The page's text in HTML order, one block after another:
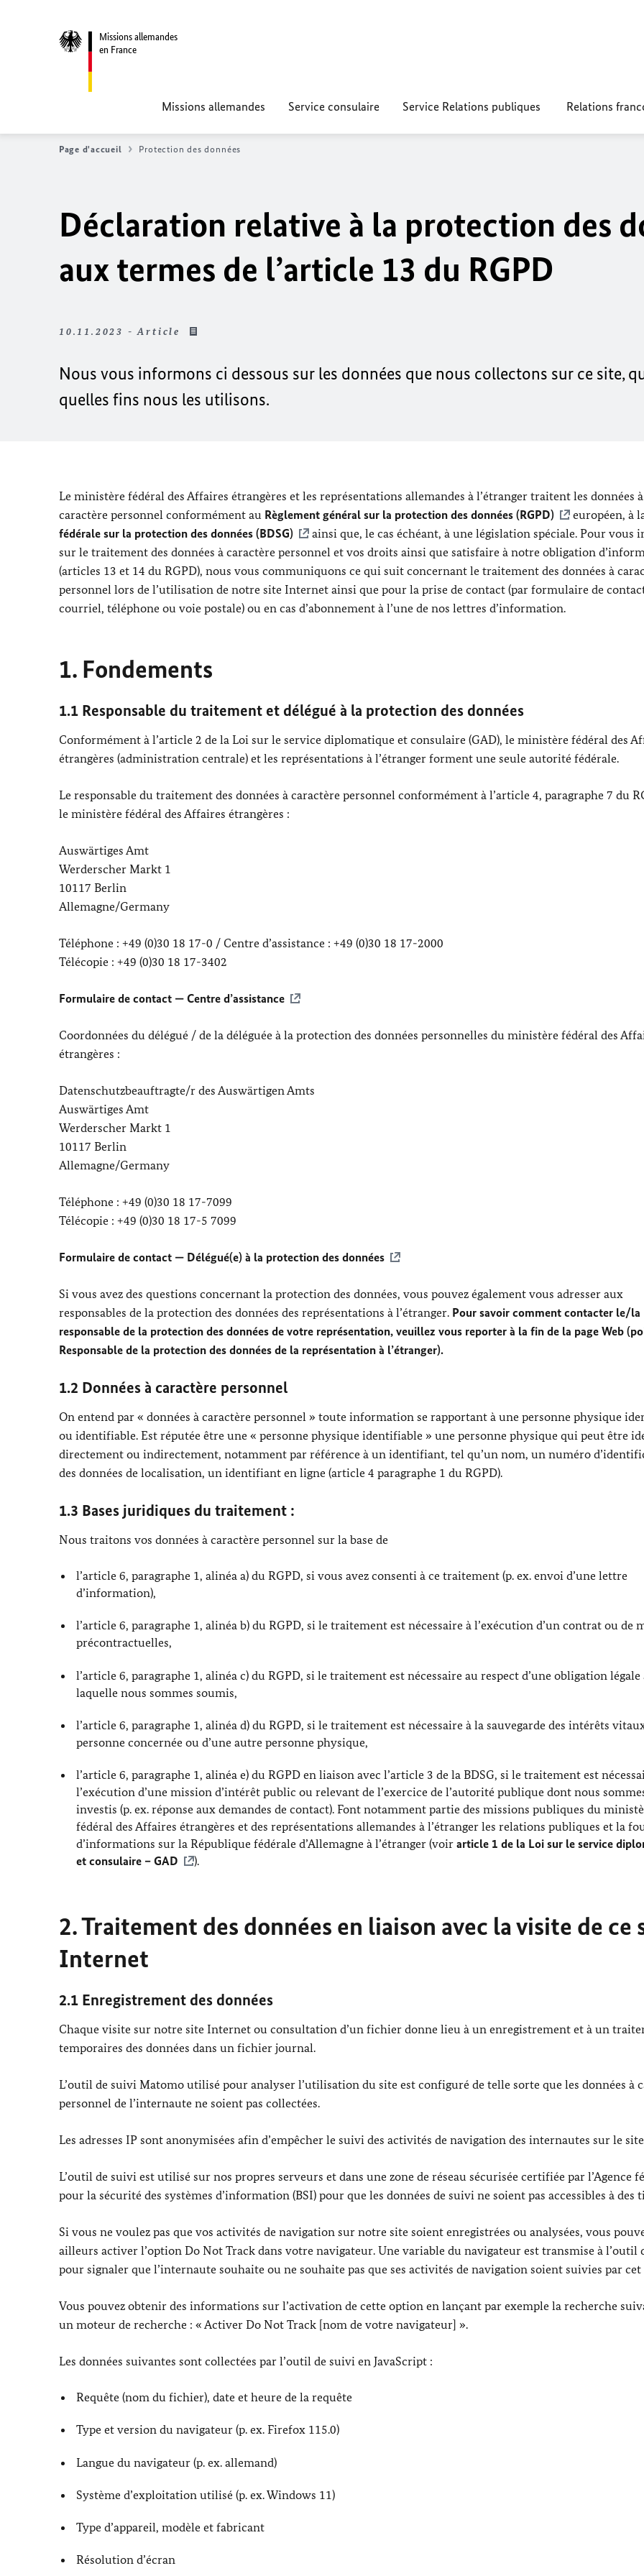
Missions allemandes
en France
Missions allemandes Service consulaire Service Relations publiques Relations
Page d'accueil Protection des données
Déclaration relative à la protection des
aux termes de l’article 13 du RGPD
10.11.2023 - Article
Nous vous informons ci dessous sur les données que nous collectons sur ce site,
quelles fins nous les utilisons.
Le ministère fédéral des Affaires étrangères et les représentations allemandes à l’étranger traitent les données à
caractère personnel conformément au Règlement général sur la protection des données (RGPD)
européen, à
fédérale sur la protection des données (BDSG)
ainsi que, le cas échéant, à une législation spéciale. Pour vous
sur le traitement des données à caractère personnel et vos droits ainsi que satisfaire à notre obligation
(articles 13 et 14 du RGPD), nous vous communiquons ce qui suit concernant le traitement des données à
personnel lors de l’utilisation de notre site Internet ainsi que pour la prise de contact (par formulaire de
courriel, téléphone ou voie postale) ou en cas d’abonnement à l’une de nos lettres d’information.
1. Fondements
1.1 Responsable du traitement et délégué à la protection des données
Conformément à l’article 2 de la Loi sur le service diplomatique et consulaire (GAD), le ministère fédéral des
étrangères (administration centrale) et les représentations à l’étranger forment une seule autorité fédérale.
Le responsable du traitement des données à caractère personnel conformément à l’article 4, paragraphe 7 du
le ministère fédéral des Affaires étrangères :
Auswärtiges Amt
Werderscher Markt 1
10117 Berlin
Allemagne/Germany
Téléphone : +49 (0)30 18 17-0 / Centre d’assistance : +49 (0)30 18 17-2000
Télécopie : +49 (0)30 18 17-3402
Formulaire de contact — Centre d’assistance
Coordonnées du délégué / de la déléguée à la protection des données personnelles du ministère fédéral des
étrangères :
Datenschutzbeauftragte/r des Auswärtigen Amts
Auswärtiges Amt
Werderscher Markt 1
10117 Berlin
Allemagne/Germany
Téléphone : +49 (0)30 18 17-7099
Télécopie : +49 (0)30 18 17-5 7099
Formulaire de contact — Délégué(e) à la protection des données
Si vous avez des questions concernant la protection des données, vous pouvez également vous adresser aux
responsables de la protection des données des représentations à l’étranger. Pour savoir comment contacter le/la
responsable de la protection des données de votre représentation, veuillez vous reporter à la fin de la page Web
Responsable de la protection des données de la représentation à l’étranger).
1.2 Données à caractère personnel
On entend par « données à caractère personnel » toute information se rapportant à une personne physique
ou identifiable. Est réputée être une « personne physique identifiable » une personne physique qui peut être
directement ou indirectement, notamment par référence à un identifiant, tel qu’un nom, un numéro
des données de localisation, un identifiant en ligne (article 4 paragraphe 1 du RGPD).
1.3 Bases juridiques du traitement :
Nous traitons vos données à caractère personnel sur la base de
l’article 6, paragraphe 1, alinéa a) du RGPD, si vous avez consenti à ce traitement (p. ex. envoi d’une lettre
d’information),
l’article 6, paragraphe 1, alinéa b) du RGPD, si le traitement est nécessaire à l’exécution d’un contrat ou de
précontractuelles,
l’article 6, paragraphe 1, alinéa c) du RGPD, si le traitement est nécessaire au respect d’une obligation légale
laquelle nous sommes soumis,
l’article 6, paragraphe 1, alinéa d) du RGPD, si le traitement est nécessaire à la sauvegarde des intérêts
personne concernée ou d’une autre personne physique,
l’article 6, paragraphe 1, alinéa e) du RGPD en liaison avec l’article 3 de la BDSG, si le traitement est
l’exécution d’une mission d’intérêt public ou relevant de l’exercice de l’autorité publique dont nous
investis (p. ex. réponse aux demandes de contact). Font notamment partie des missions publiques du
fédéral des Affaires étrangères et des représentations allemandes à l’étranger les relations publiques et la
d’informations sur la République fédérale d’Allemagne à l’étranger (voirarticle 1 de la Loi sur le service
et consulaire – GAD
).
2. Traitement des données en liaison avec la visite de ce
Internet
2.1 Enregistrement des données
Chaque visite sur notre site Internet ou consultation d’un fichier donne lieu à un enregistrement et à un
temporaires des données dans un fichier journal.
L’outil de suivi Matomo utilisé pour analyser l’utilisation du site est configuré de telle sorte que les données à
personnel de l’internaute ne soient pas collectées.
Les adresses IP sont anonymisées afin d’empêcher le suivi des activités de navigation des internautes sur le
L’outil de suivi est utilisé sur nos propres serveurs et dans une zone de réseau sécurisée certifiée par l’Agence
pour la sécurité des systèmes d’information (BSI) pour que les données de suivi ne soient pas accessibles à des
Si vous ne voulez pas que vos activités de navigation sur notre site soient enregistrées ou analysées, vous
ailleurs activer l’option Do Not Track dans votre navigateur. Une variable du navigateur est transmise à l’outil
pour signaler que l’internaute souhaite ou ne souhaite pas que ses activités de navigation soient suivies par
Vous pouvez obtenir des informations sur l’activation de cette option en lançant par exemple la recherche
un moteur de recherche : « Activer Do Not Track [nom de votre navigateur] ».
Les données suivantes sont collectées par l’outil de suivi en JavaScript :
Requête (nom du fichier), date et heure de la requête
Type et version du navigateur (p. ex. Firefox 115.0)
Langue du navigateur (p. ex. allemand)
Système d’exploitation utilisé (p. ex. Windows 11)
Type d’appareil, modèle et fabricant
Résolution d’écran